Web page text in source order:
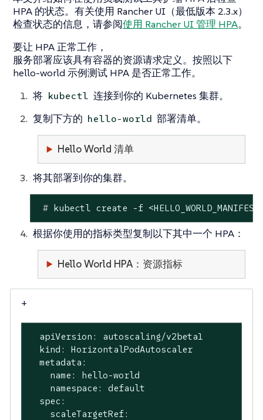
HPA 的状态。有关使用 Rancher UI（最低版本 2.3.x）
检查状态的信息，请参阅使用 Rancher UI 管理 HPA。
要让 HPA 正常工作，
服务部署应该具有容器的资源请求定义。按照以下
hello-world 示例测试 HPA 是否正常工作。
将 kubectl 连接到你的 Kubernetes 集群。
复制下方的 hello-world 部署清单。
Hello World 清单
将其部署到你的集群。
# kubectl create -f
根据你使用的指标类型复制以下其中一个 HPA：
Hello World HPA：资源指标
+
  apiVersion: autoscaling/v2beta1
  kind: HorizontalPodAutoscaler
  metadata:
    name: hello-world
    namespace: default
  spec:
    scaleTargetRef: